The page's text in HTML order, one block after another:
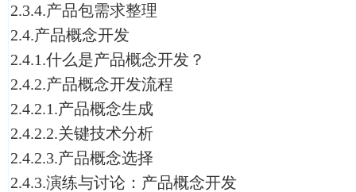
2.3.4.产品包需求整理
2.4.产品概念开发
2.4.1.什么是产品概念开发？
2.4.2.产品概念开发流程
2.4.2.1.产品概念生成
2.4.2.2.关键技术分析
2.4.2.3.产品概念选择
2.4.3.演练与讨论：产品概念开发